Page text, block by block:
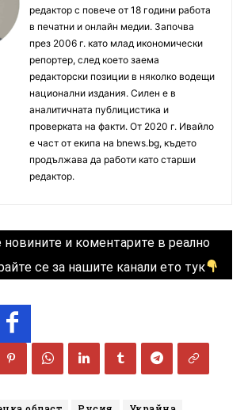
редактор с повече от 18 години работа
в печатни и онлайн медии. Започва
през 2006 г. като млад икономически
репортер, след което заема
редакторски позиции в няколко водещи
национални издания. Силен е в
аналитичната публицистика и
проверката на факти. От 2020 г. Ивайло
е част от екипа на bnews.bg, където
продължава да работи като старши
редактор.
новините и коментарите в реално
се за нашите канали ето тук